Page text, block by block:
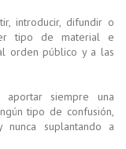
introducir, difundir o
tipo de material e
orden público y a las
siempre una
tipo de confusión,
nunca suplantando a